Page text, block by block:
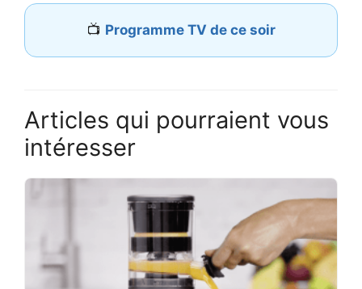
📺 Programme TV de ce soir
Articles qui pourraient vous
intéresser